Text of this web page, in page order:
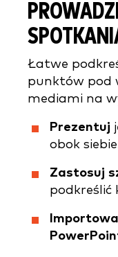
Łatwe
punktów pod
mediami na
Prezentuj
obok
Zastosuj
podkreślić